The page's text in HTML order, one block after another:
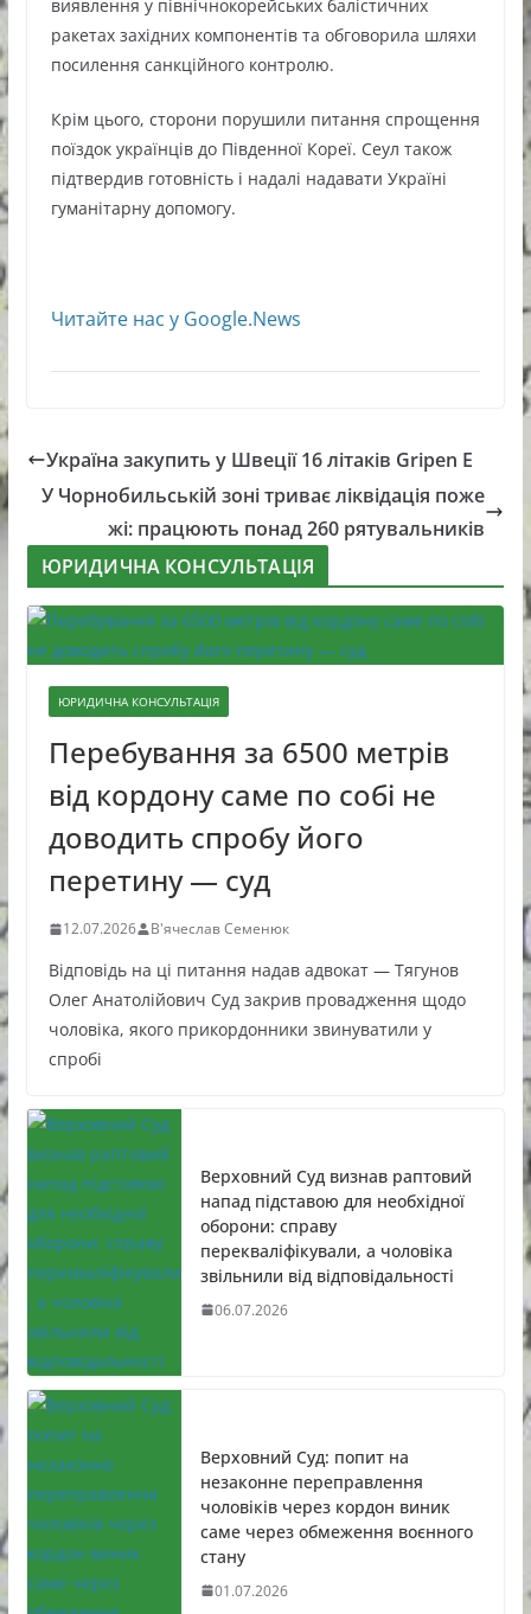
виявлення у північнокорейських балістичних
ракетах західних компонентів та обговорила шляхи
посилення санкційного контролю.
Крім цього, сторони порушили питання спрощення
поїздок українців до Південної Кореї. Сеул також
підтвердив готовність і надалі надавати Україні
гуманітарну допомогу.
Читайте нас у Google.News
Україна закупить у Швеції 16 літаків Gripen E
У Чорнобильській зоні триває ліквідація поже
жі: працюють понад 260 рятувальників
ЮРИДИЧНА КОНСУЛЬТАЦІЯ
ЮРИДИЧНА КОНСУЛЬТАЦІЯ
Перебування за 6500 метрів
від кордону саме по собі не
доводить спробу його
перетину — суд
12.07.2026 В'ячеслав Семенюк
Відповідь на ці питання надав адвокат — Тягунов
Олег Анатолійович Суд закрив провадження щодо
чоловіка, якого прикордонники звинуватили у
спробі
Верховний Суд визнав раптовий
напад підставою для необхідної
оборони: справу
перекваліфікували, а чоловіка
звільнили від відповідальності
06.07.2026
Верховний Суд: попит на
незаконне переправлення
чоловіків через кордон виник
саме через обмеження воєнного
стану
01.07.2026